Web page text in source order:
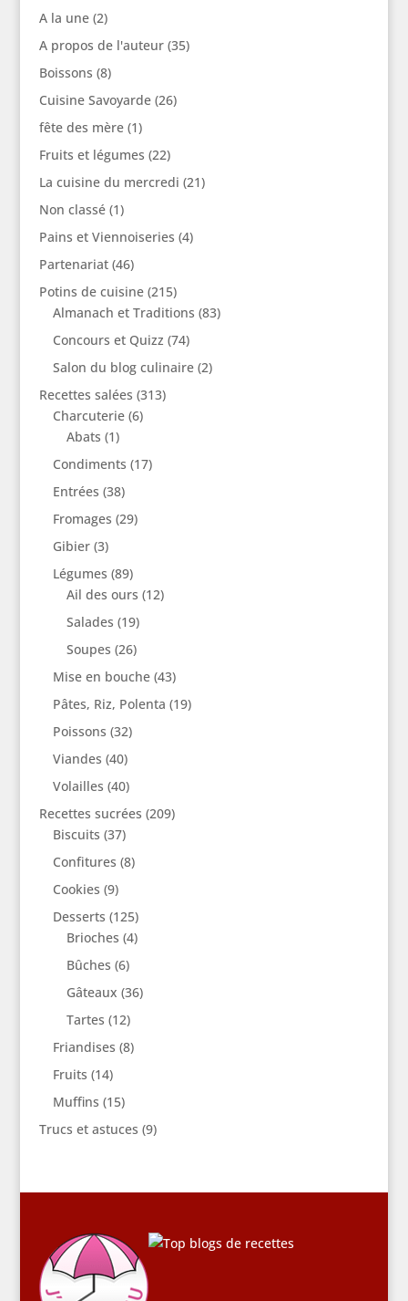
A la une(2)
A propos de l'auteur(35)
Boissons (8)
Cuisine Savoyarde(26)
fête des mère(1)
Fruits et légumes (22)
La cuisine du mercredi (21)
Non classé(1)
Pains et Viennoiseries (4)
Partenariat(46)
Potins de cuisine(215)
Almanach et Traditions (83)
Concours et Quizz (74)
Salon du blog culinaire(2)
Recettes salées (313)
Charcuterie(6)
Abats (1)
Condiments (17)
Entrées (38)
Fromages (29)
Gibier(3)
Légumes (89)
Ail des ours (12)
Salades (19)
Soupes (26)
Mise en bouche(43)
Pâtes, Riz, Polenta (19)
Poissons (32)
Viandes (40)
Volailles (40)
Recettes sucrées (209)
Biscuits (37)
Confitures (8)
Cookies (9)
Desserts (125)
Brioches (4)
Bûches (6)
Gâteaux (36)
Tartes (12)
Friandises (8)
Fruits (14)
Muffins (15)
Trucs et astuces (9)